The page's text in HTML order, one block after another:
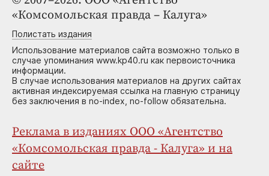
«Комсомольская правда – Калуга»
Полистать издания
Использование материалов сайта возможно только в
случае упоминания www.kp40.ru как первоисточника
информации.
В случае использования материалов на других сайтах
активная индексируемая ссылка на главную страницу
без заключения в no-index, no-follow обязательна.
Реклама в изданиях ООО «Агентство
«Комсомольская правда - Калуга» и на
сайте